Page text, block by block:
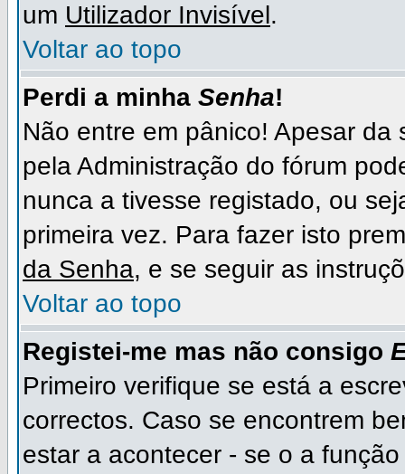
um Utilizador Invisível.
Voltar ao topo
Perdi a minha Senha!
Não entre em pânico! Apesar da
pela Administração do fórum
nunca a tivesse registado, ou
primeira vez. Para fazer isto
da Senha, e se seguir as
Voltar ao topo
Registei-me mas não consigo
Primeiro verifique se está a
correctos. Caso se encontrem
estar a acontecer - se o a